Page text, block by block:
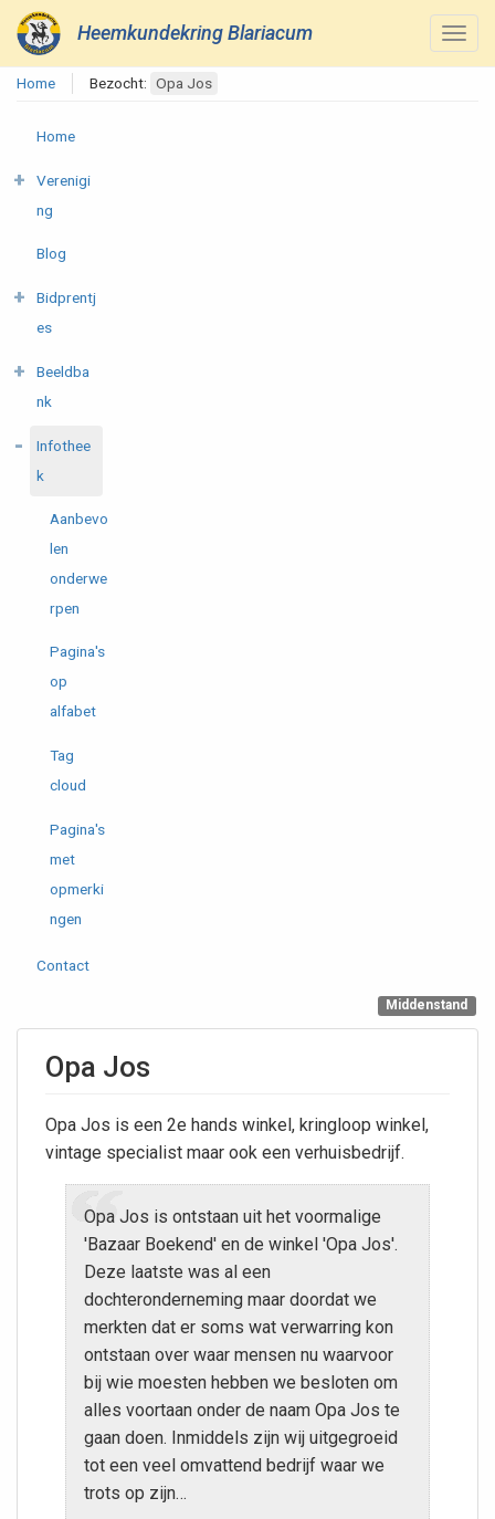
Heemkundekring Blariacum
Home Bezocht: Opa Jos
Home
Verenigi
ng
Blog
Bidprentj
es
Beeldba
nk
Infothee
k
Aanbevo
len
onderwe
rpen
Pagina's
op
alfabet
Tag
cloud
Pagina's
met
opmerki
ngen
Contact
Middenstand
Opa Jos
Opa Jos is een 2e hands winkel, kringloop winkel,
vintage specialist maar ook een verhuisbedrijf.
Opa Jos is ontstaan uit het voormalige
'Bazaar Boekend' en de winkel 'Opa Jos'.
Deze laatste was al een
dochteronderneming maar doordat we
merkten dat er soms wat verwarring kon
ontstaan over waar mensen nu waarvoor
bij wie moesten hebben we besloten om
alles voortaan onder de naam Opa Jos te
gaan doen. Inmiddels zijn wij uitgegroeid
tot een veel omvattend bedrijf waar we
trots op zijn…